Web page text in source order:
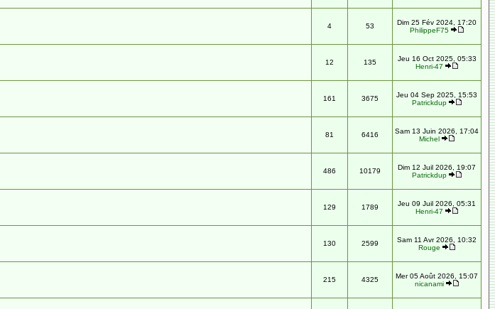
4 53
Dim 25 Fév 2024, 17:20
PhilippeF75
12 135
Jeu 16 Oct 2025, 05:33
Henri-47
161 3675
Jeu 04 Sep 2025, 15:53
Patrickdup
81 6416
Sam 13 Juin 2026, 17:04
Michel
486 10179
Dim 12 Juil 2026, 19:07
Patrickdup
129 1789
Jeu 09 Juil 2026, 05:31
Henri-47
130 2599
Sam 11 Avr 2026, 10:32
Rouge
215 4325
Mer 05 Août 2026, 15:07
nicanami